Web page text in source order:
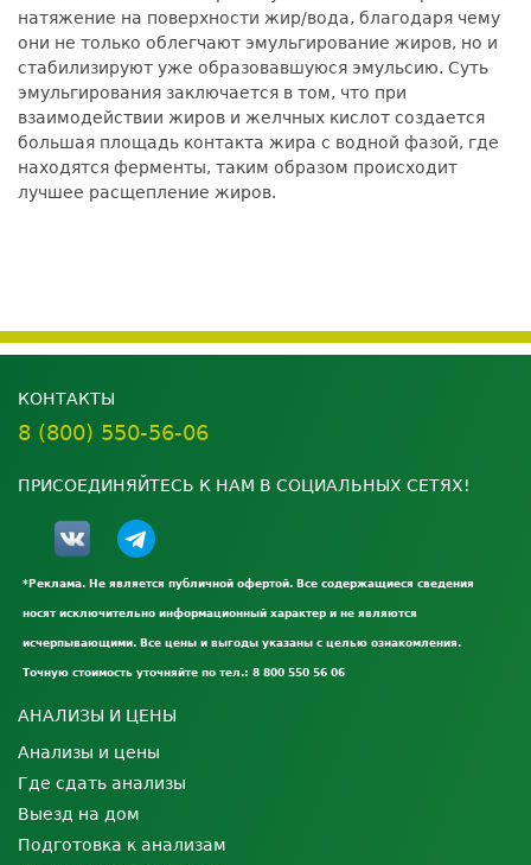
натяжение на поверхности жир/вода, благодаря чему
они не только облегчают эмульгирование жиров, но и
стабилизируют уже образовавшуюся эмульсию. Суть
эмульгирования заключается в том, что при
взаимодействии жиров и желчных кислот создается
большая площадь контакта жира с водной фазой, где
находятся ферменты, таким образом происходит
лучшее расщепление жиров.
КОНТАКТЫ
8 (800) 550-56-06
ПРИСОЕДИНЯЙТЕСЬ К НАМ В СОЦИАЛЬНЫХ СЕТЯХ!
*Реклама. Не является публичной офертой. Все содержащиеся сведения
носят исключительно информационный характер и не являются
исчерпывающими. Все цены и выгоды указаны с целью ознакомления.
Точную стоимость уточняйте по тел.: 8 800 550 56 06
АНАЛИЗЫ И ЦЕНЫ
Анализы и цены
Где сдать анализы
Выезд на дом
Подготовка к анализам